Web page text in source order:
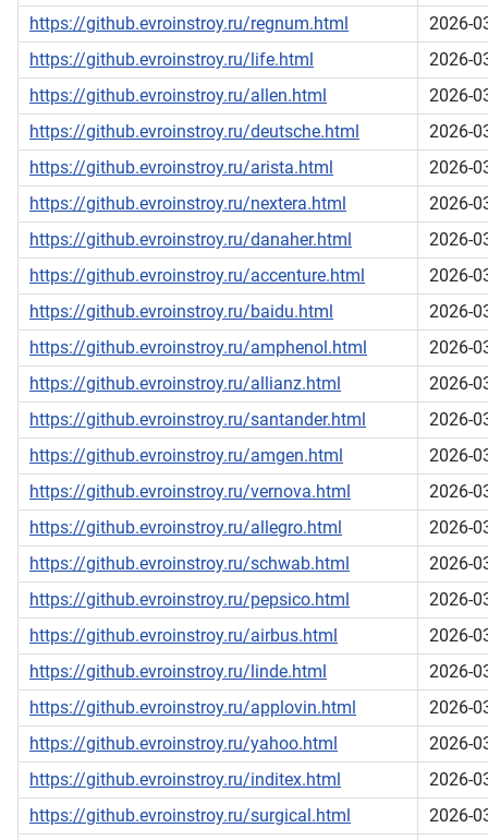
https://github.evroinstroy.ru/regnum.html
2026-
https://github.evroinstroy.ru/life.html
2026-
https://github.evroinstroy.ru/allen.html
2026-
https://github.evroinstroy.ru/deutsche.html
2026-
https://github.evroinstroy.ru/arista.html
2026-
https://github.evroinstroy.ru/nextera.html
2026-
https://github.evroinstroy.ru/danaher.html
2026-
https://github.evroinstroy.ru/accenture.html
2026-
https://github.evroinstroy.ru/baidu.html
2026-
https://github.evroinstroy.ru/amphenol.html
2026-
https://github.evroinstroy.ru/allianz.html
2026-
https://github.evroinstroy.ru/santander.html
2026-
https://github.evroinstroy.ru/amgen.html
2026-
https://github.evroinstroy.ru/vernova.html
2026-
https://github.evroinstroy.ru/allegro.html
2026-
https://github.evroinstroy.ru/schwab.html
2026-
https://github.evroinstroy.ru/pepsico.html
2026-
https://github.evroinstroy.ru/airbus.html
2026-
https://github.evroinstroy.ru/linde.html
2026-
https://github.evroinstroy.ru/applovin.html
2026-
https://github.evroinstroy.ru/yahoo.html
2026-
https://github.evroinstroy.ru/inditex.html
2026-
https://github.evroinstroy.ru/surgical.html
2026-